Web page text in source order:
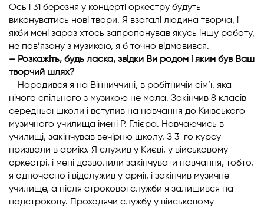
Ось і 31 березня у концерті оркестру будуть
виконуватись нові твори. Я взагалі людина творча, і
якби мені зараз хтось запропонував якусь іншу роботу,
не пов’язану з музикою, я б точно відмовився.
– Розкажіть, будь ласка, звідки Ви родом і яким був Ваш
творчий шлях?
– Народився я на Вінниччині, в робітничій сім’ї, яка
нічого спільного з музикою не мала. Закінчив 8 класів
середньої школи і вступив на навчання до Київського
музичного училища імені Р. Глієра. Навчаючись в
училищі, закінчував вечірню школу. З 3-го курсу
призвали в армію. Я служив у Києві, у військовому
оркестрі, і мені дозволили закінчувати навчання, тобто,
я одночасно і відслужив у армії, і закінчив музичне
училище, а після строкової служби я залишився на
надстрокову. Проходячи службу у військовому